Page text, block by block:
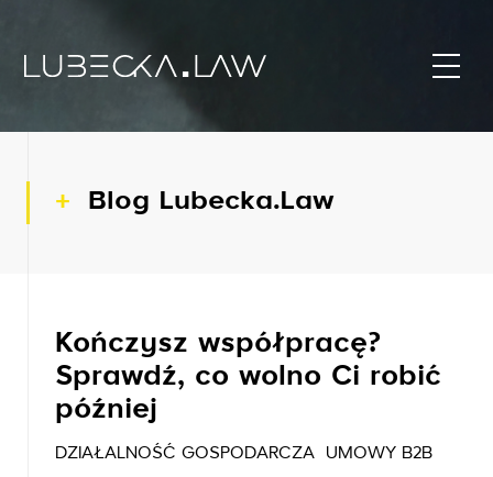
Blog Lubecka.Law
Kończysz współpracę?
Sprawdź, co wolno Ci robić
później
DZIAŁALNOŚĆ GOSPODARCZA UMOWY B2B